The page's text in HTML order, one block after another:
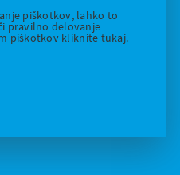
piškotkov, lahko to
pravilno delovanje
piškotkov kliknite tukaj.